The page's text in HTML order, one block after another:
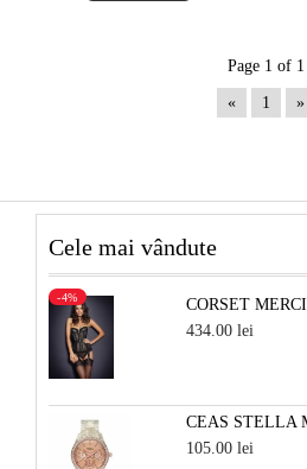
Page 1 of 1
« 1 »
Cele mai vândute
CORSET MERCI
-4%
434.00 lei
105.00 lei